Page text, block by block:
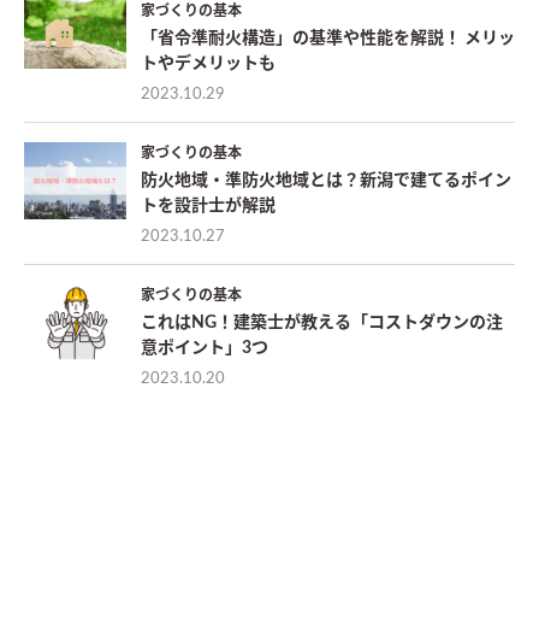
家づくりの基本
「省令準耐火構造」の基準や性能を解説！ メリッ
トやデメリットも
2023.10.29
家づくりの基本
防火地域・準防火地域とは？新潟で建てるポイン
トを設計士が解説
2023.10.27
家づくりの基本
これはNG！建築士が教える「コストダウンの注
意ポイント」3つ
2023.10.20